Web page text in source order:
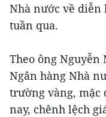
Nhà nước về diễn
tuần qua.
Theo ông Nguyễn
Ngân hàng Nhà
trường vàng, mặc
nay, chênh lệch